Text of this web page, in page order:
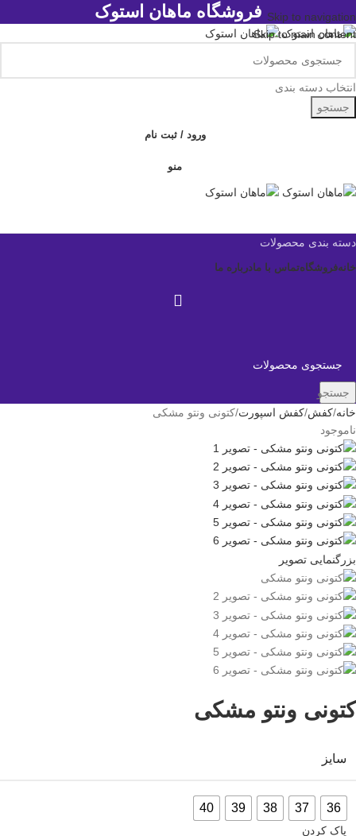
Skip to navigation
Skip to main content
فروشگاه ماهان استوک
انتخاب دسته بندی
جستجو
ورود / ثبت نام
منو
دسته بندی محصولات
خانهفروشگاهتماس با مادرباره ما
جستجو
خانه کفش کفش اسپورت کتونی ونتو مشکی
ناموجود
بزرگنمایی تصویر
کتونی ونتو مشکی
سایز
36
37
38
39
40
پاک کردن